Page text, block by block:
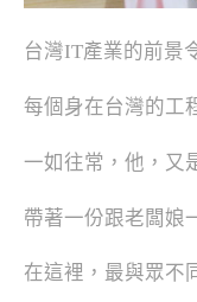
台灣IT產業的前景
每個身在台灣的工
一如往常，他，又
帶著一份跟老闆娘
在這裡，最與眾不